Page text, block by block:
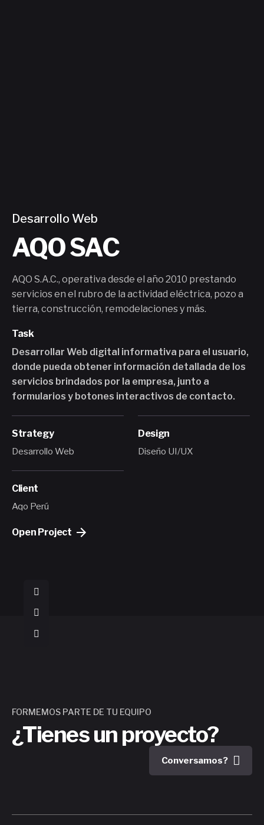
Desarrollo Web
AQO SAC
AQO S.A.C., operativa desde el año 2010 prestando
servicios en el rubro de la actividad eléctrica, pozo a
tierra, construcción, remodelaciones y más.
Task
Desarrollar Web digital informativa para el usuario,
donde pueda obtener información detallada de los
servicios brindados por la empresa, junto a
formularios y botones interactivos de contacto.
Strategy
Desarrollo Web
Design
Diseño UI/UX
Client
Aqo Perú
Open Project
FORMEMOS PARTE DE TU EQUIPO
¿Tienes un proyecto?
Conversamos?